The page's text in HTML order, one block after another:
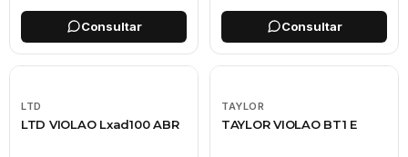
Consultar Consultar
LTD
LTD VIOLAO Lxad100 ABR
TAYLOR
TAYLOR VIOLAO BT1 E